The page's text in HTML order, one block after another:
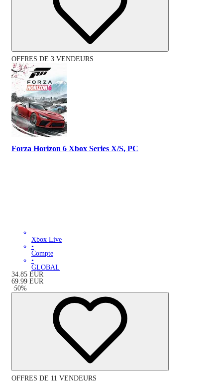
OFFRES DE 3 VENDEURS
Forza Horizon 6 Xbox Series X/S, PC
Xbox Live
•
Compte
•
GLOBAL
34.85 EUR
69.99 EUR
-50%
OFFRES DE 11 VENDEURS